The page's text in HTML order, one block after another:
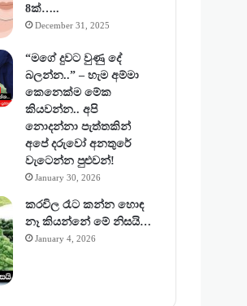
8ක්…..
December 31, 2025
“මගේ දුවට වුණු දේ
බලන්න..” – හැම අම්මා
කෙනෙක්ම මේක
කියවන්න.. අපි
නොදන්නා පැත්තකින්
අපේ දරුවෝ අනතුරේ
වැටෙන්න පුළුවන්!
January 30, 2026
කරවිල රෑට කන්න හොඳ
නෑ කියන්නේ මේ නිසයි…
January 4, 2026